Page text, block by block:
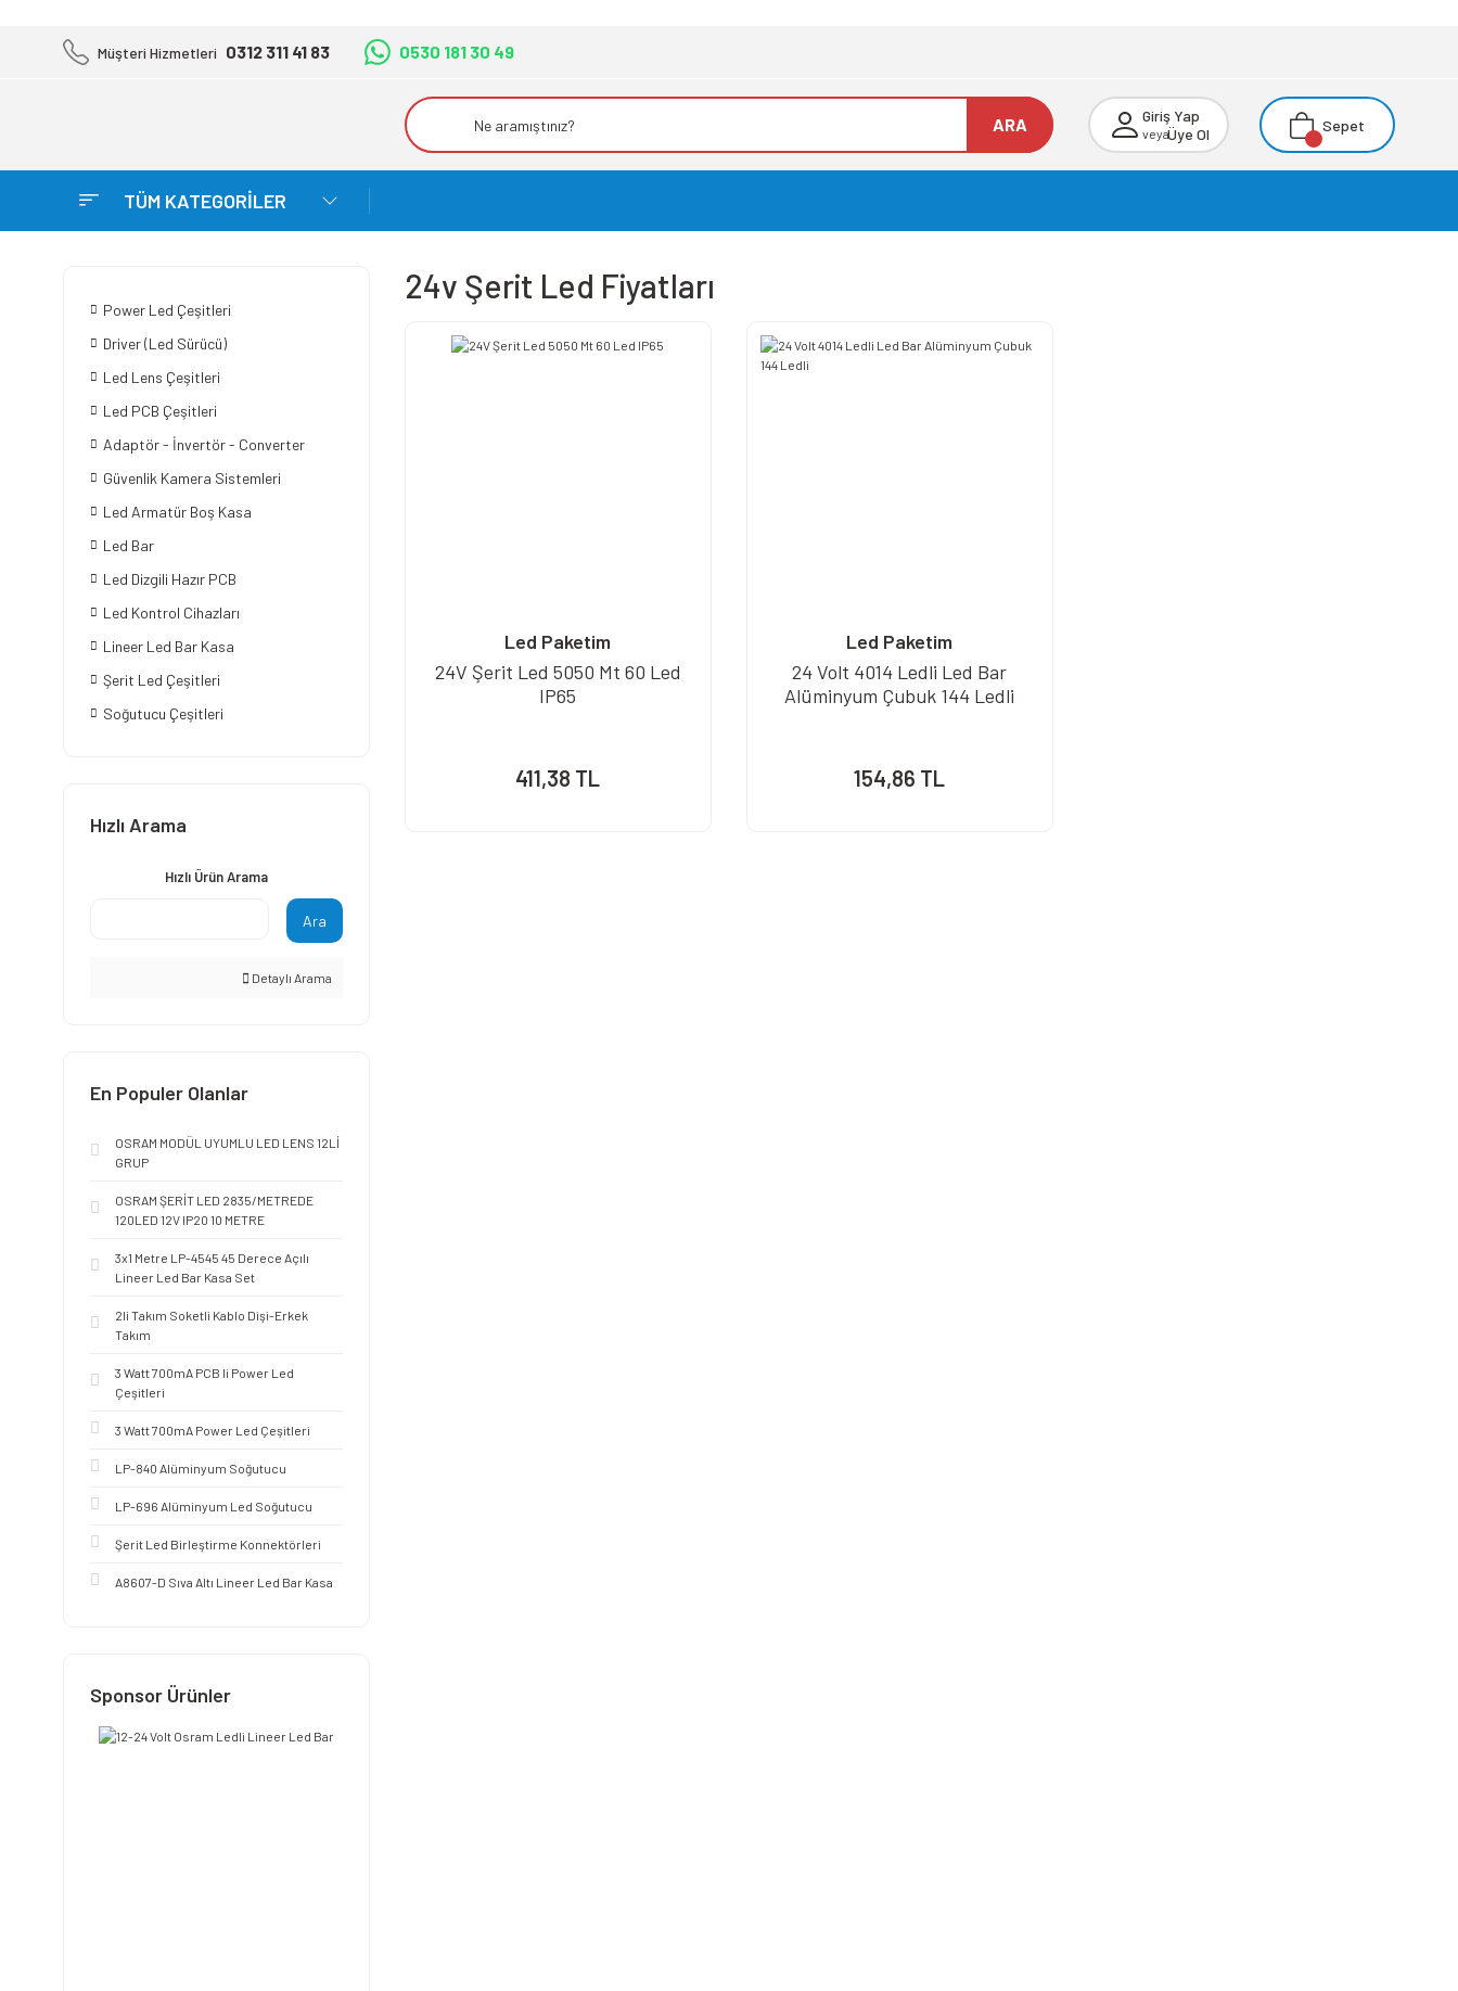
Müşteri Hizmetleri 0312 311 41 83 0530 181 30 49
ARA Giriş Yap
veyaÜye Ol Sepet
TÜM KATEGORİLER
Power Led Çeşitleri
Driver (Led Sürücü)
Led Lens Çeşitleri
Led PCB Çeşitleri
Adaptör - İnvertör - Converter
Güvenlik Kamera Sistemleri
Led Armatür Boş Kasa
Led Bar
Led Dizgili Hazır PCB
Led Kontrol Cihazları
Lineer Led Bar Kasa
Şerit Led Çeşitleri
Soğutucu Çeşitleri
Hızlı Arama
Hızlı Ürün Arama
Ara
Detaylı Arama
En Populer Olanlar
OSRAM MODÜL UYUMLU LED LENS 12Lİ
GRUP
OSRAM ŞERİT LED 2835/METREDE
120LED 12V IP20 10 METRE
3x1 Metre LP-4545 45 Derece Açılı
Lineer Led Bar Kasa Set
2li Takım Soketli Kablo Dişi-Erkek
Takım
3 Watt 700mA PCB li Power Led
Çeşitleri
3 Watt 700mA Power Led Çeşitleri
LP-840 Alüminyum Soğutucu
LP-696 Alüminyum Led Soğutucu
Şerit Led Birleştirme Konnektörleri
A8607-D Sıva Altı Lineer Led Bar Kasa
Sponsor Ürünler
24v Şerit Led Fiyatları
Led Paketim
24V Şerit Led 5050 Mt 60 Led
IP65
411,38 TL
Led Paketim
24 Volt 4014 Ledli Led Bar
Alüminyum Çubuk 144 Ledli
154,86 TL